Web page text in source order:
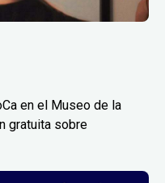
en el Museo de la
gratuita sobre